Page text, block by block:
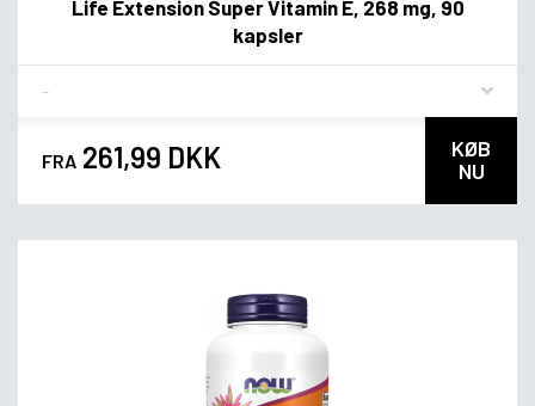
Life Extension Super Vitamin E, 268 mg, 90
kapsler
FRA 261,99 DKK
KØB
NU